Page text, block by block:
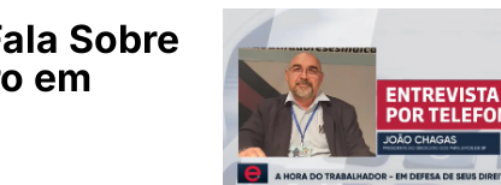
Sobre
em